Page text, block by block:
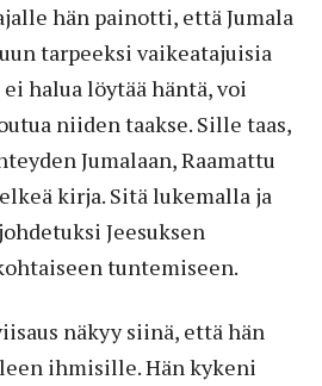
hän painotti, että Jumala
tarpeeksi vaikeatajuisia
halua löytää häntä, voi
niiden taakse. Sille taas,
Jumalaan, Raamattu
kirja. Sitä lukemalla ja
Jeesuksen
tuntemiseen.
näkyy siinä, että hän
ihmisille. Hän kykeni